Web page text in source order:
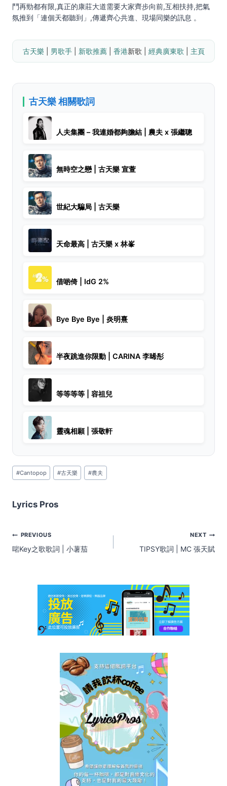
鬥再勁都有限,真正的康莊大道需要大家齊步向前,互相扶持,把氣
氛推到「連個天都聽到」,傳遞齊心共進、現場同樂的訊息 。
古天樂 男歌手 | 新歌推薦 | 香港新歌 | 經典廣東歌 主頁
古天樂 相關歌詞
人夫集團 – 我連婚都夠膽結 | 農夫 x 張繼聰
無時空之戀 | 古天樂 宣萱
世紀大騙局 | 古天樂
天命最高 | 古天樂 x 林峯
借啲倚 | IdG 2%
Bye Bye Bye | 炎明熹
半夜跳進你限動 | CARINA 李晞彤
等等等等 | 容祖兒
靈魂相願 | 張敬軒
Post
Tags:
#Cantopop #古天樂 #農夫
Lyrics Pros
Post
navigation
PREVIOUS
啱Key之歌歌詞 | 小薯茄
NEXT
TIPSY歌詞 | MC 張天賦